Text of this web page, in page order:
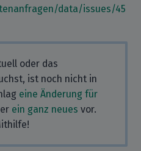
data/issues/45
oder das
ist noch nicht in
eine Änderung für
ein ganz neues vor.